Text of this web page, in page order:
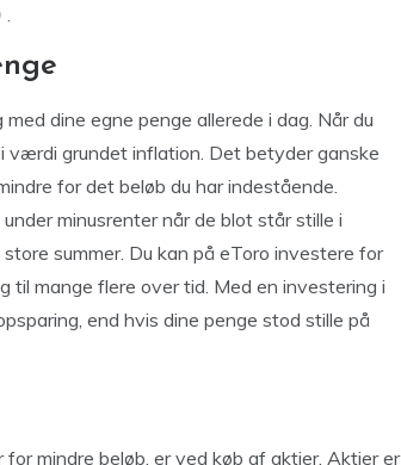
.
dine egne penge allerede i dag. Når du
værdi grundet inflation. Det betyder ganske
for det beløb du har indestående.
minusrenter når de blot står stille i
summer. Du kan på eToro investere for
til mange flere over tid. Med en investering i
end hvis dine penge stod stille på
mindre beløb, er ved køb af aktier. Aktier er